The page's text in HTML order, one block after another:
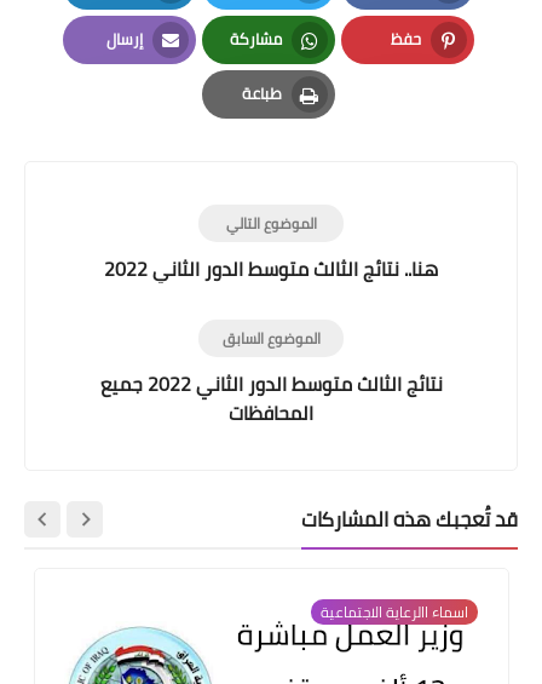
Facebook
Twitter
LinkedIn
حفظ
Pinterest
مشاركة
Whatsapp
إرسال
Email
طباعة
Print
الموضوع التالي
هنا.. نتائج الثالث متوسط الدور الثاني 2022
الموضوع السابق
نتائج الثالث متوسط الدور الثاني 2022 جميع
المحافظات
قد تُعجبك هذه المشاركات
اسماء االرعاية الاجتماعية